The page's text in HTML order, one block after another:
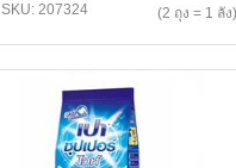
SKU: 207324 (2 ถุง = 1 ลัง)